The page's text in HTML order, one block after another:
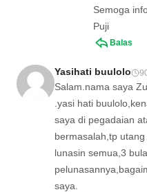
Semoga
Puji
Balas
Yasihati buulolo
Salam.nama saya
.yasi hati
saya di pegadaian
bermasalah,tp
lunasin semua,3
saya.